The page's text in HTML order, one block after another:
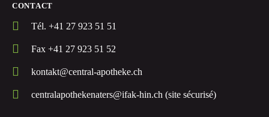
CONTACT
Tél. +41 27 923 51 51
Fax +41 27 923 51 52
kontakt@central-apotheke.ch
centralapothekenaters@ifak-hin.ch (site sécurisé)